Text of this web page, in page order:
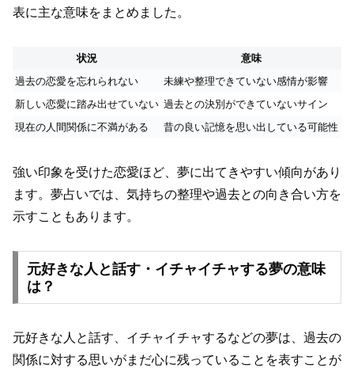
表に主な意味をまとめました。
状況
意味
過去の恋愛を忘れられない
未練や整理できていない感情が影響
新しい恋愛に踏み出せていない 過去との決別ができていないサイン
現在の人間関係に不満がある
昔の良い記憶を思い出している可能性
強い印象を受けた恋愛ほど、夢に出てきやすい傾向があり
ます。夢占いでは、気持ちの整理や過去との向き合い方を
示すこともあります。
元好きな人と話す・イチャイチャする夢の意味
は？
元好きな人と話す、イチャイチャするなどの夢は、過去の
関係に対する思いがまだ心に残っていることを表すことが